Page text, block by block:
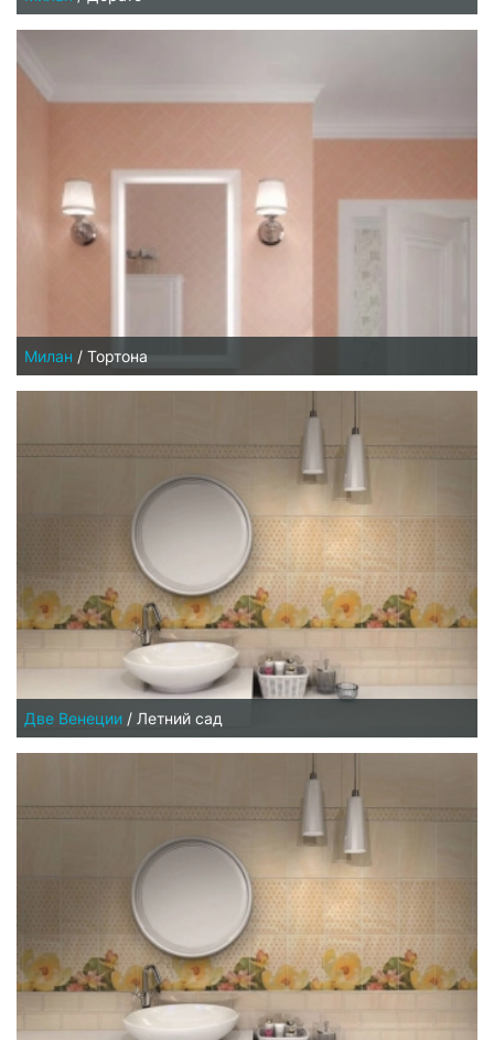
Милан / Тортона
Две Венеции / Летний сад